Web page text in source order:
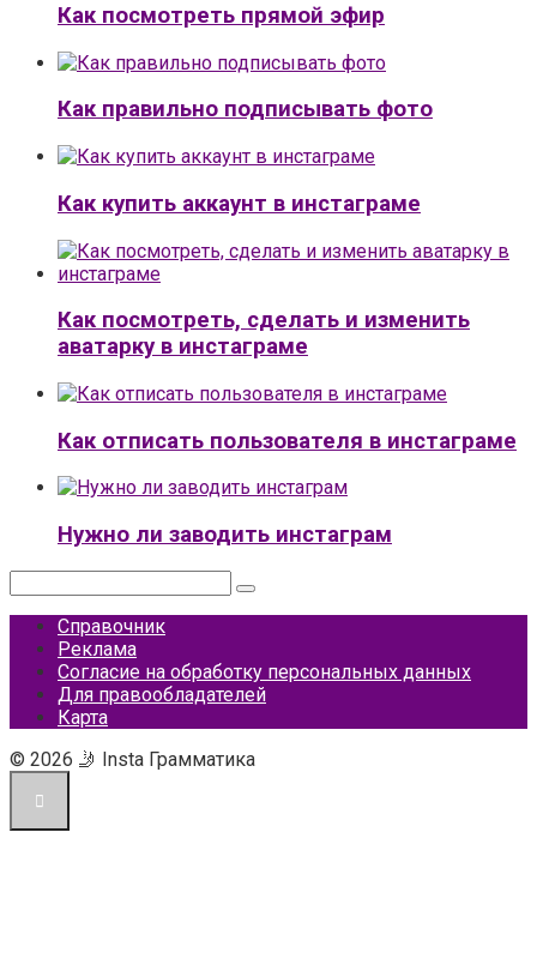
Как посмотреть прямой эфир
Как правильно подписывать фото
Как купить аккаунт в инстаграме
Как посмотреть, сделать и изменить
аватарку в инстаграме
Как отписать пользователя в инстаграме
Нужно ли заводить инстаграм
Справочник
Реклама
Согласие на обработку персональных данных
Для правообладателей
Карта
© 2026 🤳 Insta Грамматика